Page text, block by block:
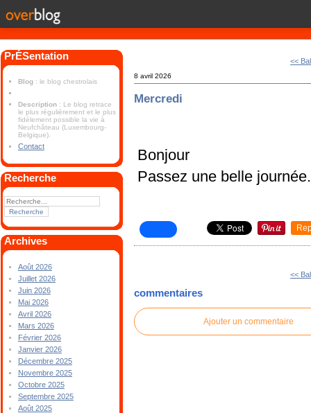
PrÉSentation
Blog : le blog chestrolais
Description : Le blog retrace
le plus régulièrement et le plus
fidèlement possible la vie à
Neufchâteau (Luxembourg-
Belgique).
Contact
Recherche
Archives
Août 2026
Juillet 2026
Juin 2026
Mai 2026
Avril 2026
Mars 2026
Février 2026
Janvier 2026
Décembre 2025
Novembre 2025
Octobre 2025
Septembre 2025
Août 2025
<<
8 avril 2026
Mercredi
Bonjour
Passez une belle journée.
<<
commentaires
Ajouter un commentaire